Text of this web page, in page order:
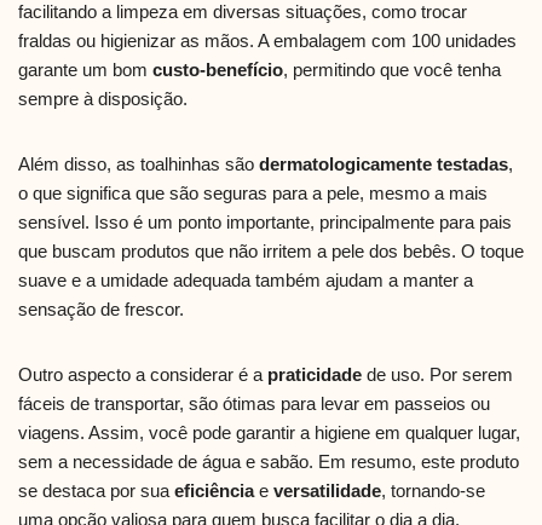
facilitando a limpeza em diversas situações, como trocar
fraldas ou higienizar as mãos. A embalagem com 100 unidades
garante um bom custo-benefício, permitindo que você tenha
sempre à disposição.
Além disso, as toalhinhas são dermatologicamente testadas,
o que significa que são seguras para a pele, mesmo a mais
sensível. Isso é um ponto importante, principalmente para pais
que buscam produtos que não irritem a pele dos bebês. O toque
suave e a umidade adequada também ajudam a manter a
sensação de frescor.
Outro aspecto a considerar é a praticidade de uso. Por serem
fáceis de transportar, são ótimas para levar em passeios ou
viagens. Assim, você pode garantir a higiene em qualquer lugar,
sem a necessidade de água e sabão. Em resumo, este produto
se destaca por sua eficiênciae versatilidade, tornando-se
uma opção valiosa para quem busca facilitar o dia a dia.